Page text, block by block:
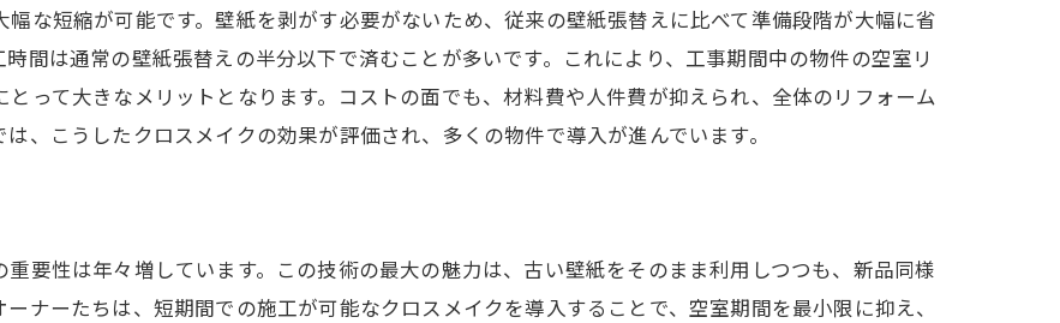
群馬県の住宅市場におけるクロスメイクの需要
環境に優しいクロスメイクの材料と特徴
クロスメイクによるエコ意識の高まり
地域環境保護イベントでのクロスメイクの紹介
な短縮が可能です。壁紙を剥がす必要がないため、従来の壁紙張替えに比べて準備段階が大幅に省
間は通常の壁紙張替えの半分以下で済むことが多いです。これにより、工事期間中の物件の空室リ
って大きなメリットとなります。コストの面でも、材料費や人件費が抑えられ、全体のリフォーム
、こうしたクロスメイクの効果が評価され、多くの物件で導入が進んでいます。
要性は年々増しています。この技術の最大の魅力は、古い壁紙をそのまま利用しつつも、新品同様
ナーたちは、短期間での施工が可能なクロスメイクを導入することで、空室期間を最小限に抑え、